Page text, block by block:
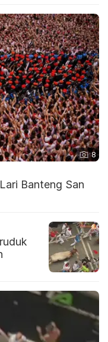
8
Banteng San